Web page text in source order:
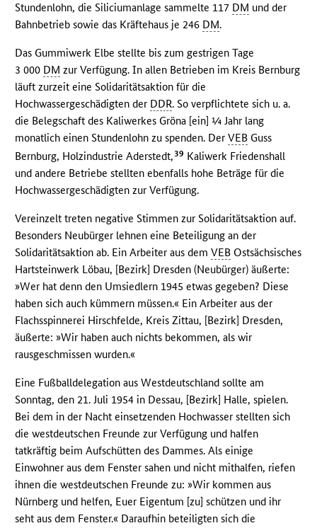
Stundenlohn, die Siliciumanlage sammelte 117 DM und der
Bahnbetrieb sowie das Kräftehaus je 246 DM.
Das Gummiwerk Elbe stellte bis zum gestrigen Tage
3 000 DM zur Verfügung. In allen Betrieben im Kreis Bernburg
läuft zurzeit eine Solidaritätsaktion für die
Hochwassergeschädigten der DDR. So verpflichtete sich u. a.
die Belegschaft des Kaliwerkes Gröna [ein] ¼ Jahr lang
monatlich einen Stundenlohn zu spenden. DerVEB Guss
Bernburg, Holzindustrie Aderstedt,39 Kaliwerk Friedenshall
und andere Betriebe stellten ebenfalls hohe Beträge für die
Hochwassergeschädigten zur Verfügung.
Vereinzelt treten negative Stimmen zur Solidaritätsaktion auf.
Besonders Neubürger lehnen eine Beteiligung an der
Solidaritätsaktion ab. Ein Arbeiter aus demVEB Ostsächsisches
Hartsteinwerk Löbau, [Bezirk] Dresden (Neubürger) äußerte:
»Wer hat denn den Umsiedlern 1945 etwas gegeben? Diese
haben sich auch kümmern müssen.« Ein Arbeiter aus der
Flachsspinnerei Hirschfelde, Kreis Zittau, [Bezirk] Dresden,
äußerte: »Wir haben auch nichts bekommen, als wir
rausgeschmissen wurden.«
Eine Fußballdelegation aus Westdeutschland sollte am
Sonntag, den 21. Juli 1954 in Dessau, [Bezirk] Halle, spielen.
Bei dem in der Nacht einsetzenden Hochwasser stellten sich
die westdeutschen Freunde zur Verfügung und halfen
tatkräftig beim Aufschütten des Dammes. Als einige
Einwohner aus dem Fenster sahen und nicht mithalfen, riefen
ihnen die westdeutschen Freunde zu: »Wir kommen aus
Nürnberg und helfen, Euer Eigentum [zu] schützen und ihr
seht aus dem Fenster.« Daraufhin beteiligten sich die